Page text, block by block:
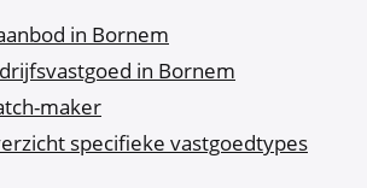
in Bornem
in Bornem
maker
specifieke vastgoedtypes